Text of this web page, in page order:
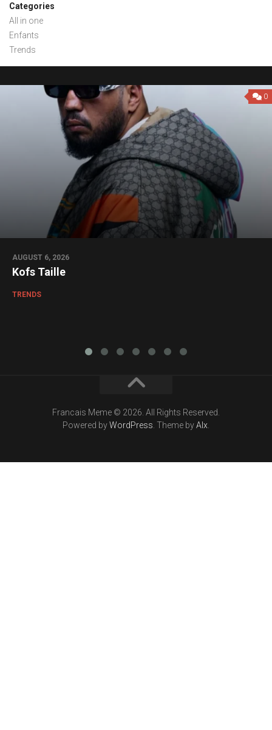
Categories
All in one
Enfants
Trends
0
AUGUST 6, 2026
Kofs Taille
TRENDS
Francais Meme © 2026. All Rights Reserved.
Powered byWordPress . Theme byAlx